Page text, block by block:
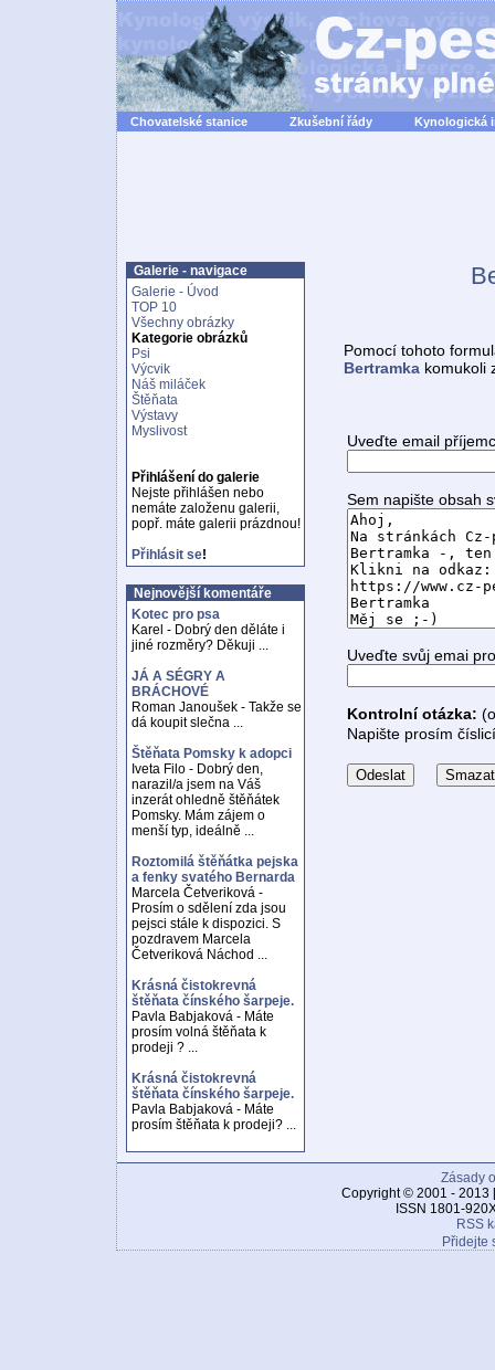
Chovatelské stanice Zkušební řády Kynologická
Galerie - navigace
Galerie - Úvod
TOP 10
Všechny obrázky
Kategorie obrázků
Psi
Výcvik
Náš miláček
Štěňata
Výstavy
Myslivost
Přihlášení do galerie
Nejste přihlášen nebo
nemáte založenu galerii,
popř. máte galerii prázdnou!
Přihlásit se!
Nejnovější komentáře
Kotec pro psa
Karel - Dobrý den děláte i
jiné rozměry? Děkuji ...
JÁ A SÉGRY A
BRÁCHOVÉ
Roman Janoušek - Takže se
dá koupit slečna ...
Štěňata Pomsky k adopci
Iveta Filo - Dobrý den,
narazil/a jsem na Váš
inzerát ohledně štěňátek
Pomsky. Mám zájem o
menší typ, ideálně ...
Roztomilá štěňátka pejska
a fenky svatého Bernarda
Marcela Četveriková -
Prosím o sdělení zda jsou
pejsci stále k dispozici. S
pozdravem Marcela
Četveriková Náchod ...
Krásná čistokrevná
štěňata čínského šarpeje.
Pavla Babjaková - Máte
prosím volná štěňata k
prodeji ? ...
Krásná čistokrevná
štěňata čínského šarpeje.
Pavla Babjaková - Máte
prosím štěňata k prodeji? ...
Pomocí tohoto
Bertramka komukoli
Uveďte email
Sem napište obsah
Uveďte svůj emai
Kontrolní otázka:
Napište prosím
Zásady
Copyright © 2001 - 2013
ISSN 1801-
RSS
Přidejte